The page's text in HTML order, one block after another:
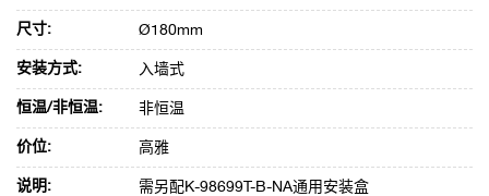
（菲
尔法
斯把
手）
尺寸: Ø180mm
安装方式: 入墙式
恒温/非恒温: 非恒温
价位: 高雅
说明: 需另配K-98699T-B-NA通用安装盒